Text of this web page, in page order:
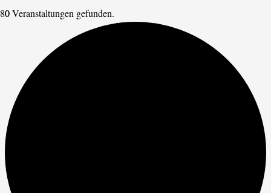
0 Veranstaltungen gefunden.